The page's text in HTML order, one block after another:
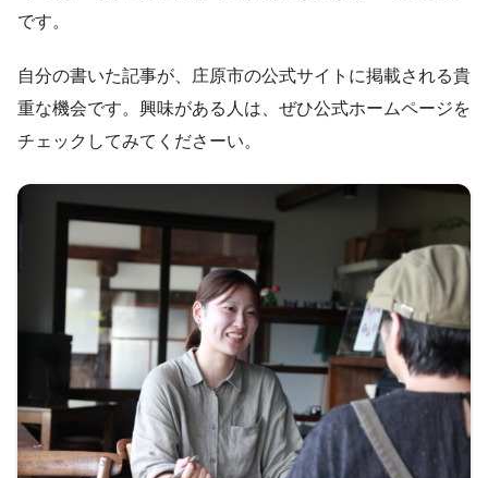
です。
自分の書いた記事が、庄原市の公式サイトに掲載される貴
重な機会です。興味がある人は、ぜひ公式ホームページを
チェックしてみてくださーい。